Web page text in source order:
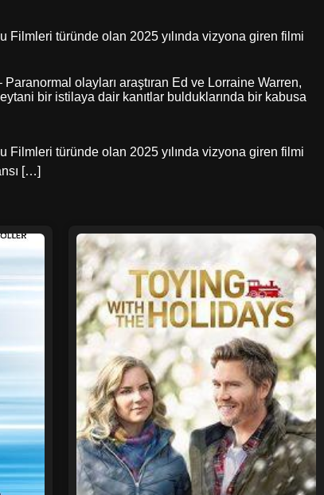
Filmleri türünde olan 2025 yılında vizyona giren filmi
olayları araştıran Ed ve Lorraine Warren,
bir istilaya dair kanıtlar bulduklarında bir kabusa
Filmleri türünde olan 2025 yılında vizyona giren filmi
[…]